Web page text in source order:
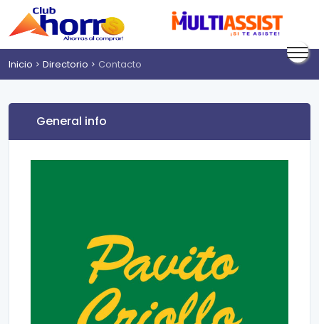
Inicio Directorio Contacto
General info